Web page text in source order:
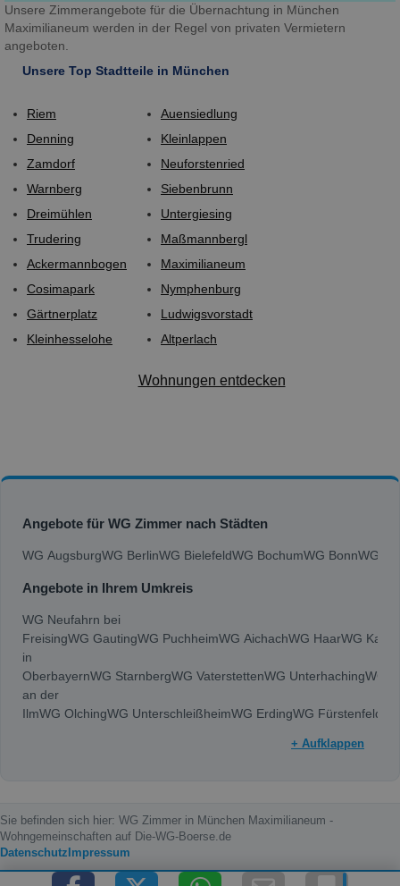
Unsere Zimmerangebote für die Übernachtung in München
Maximilianeum werden in der Regel von privaten Vermietern
angeboten.
Unsere Top Stadtteile in München
Riem
Denning
Zamdorf
Warnberg
Dreimühlen
Trudering
Ackermannbogen
Cosimapark
Gärtnerplatz
Kleinhesselohe
Auensiedlung
Kleinlappen
Neuforstenried
Siebenbrunn
Untergiesing
Maßmannbergl
Maximilianeum
Nymphenburg
Ludwigsvorstadt
Altperlach
Wohnungen entdecken
Angebote für WG Zimmer nach Städten
WG AugsburgWG BerlinWG BielefeldWG BochumWG BonnWG
Angebote in Ihrem Umkreis
WG Neufahrn bei
FreisingWG GautingWG PuchheimWG AichachWG HaarWG
in
OberbayernWG StarnbergWG VaterstettenWG UnterhachingWG
an der
IlmWG OlchingWG UnterschleißheimWG ErdingWG
+ Aufklappen
Sie befinden sich hier: WG Zimmer in München Maximilianeum -
Wohngemeinschaften auf Die-WG-Boerse.de
Datenschutz Impressum